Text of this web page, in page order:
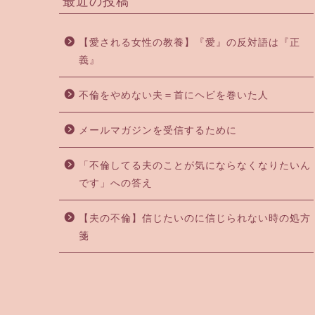
【愛される女性の教養】『愛』の反対語は『正
義』
不倫をやめない夫＝首にヘビを巻いた人
メールマガジンを受信するために
「不倫してる夫のことが気にならなくなりたいん
です」への答え
【夫の不倫】信じたいのに信じられない時の処方
箋